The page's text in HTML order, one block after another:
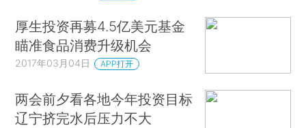
厚生投资再募4.5亿美元基金
瞄准食品消费升级机会
2017年03月04日 APP打开
两会前夕看各地今年投资目标
辽宁挤完水后压力不大